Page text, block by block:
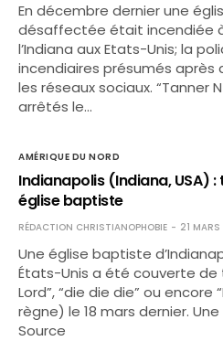
En décembre dernier une
désaffectée était incendiée
l’Indiana aux Etats-Unis; la
incendiaires présumés après
les réseaux sociaux. “Tanner
arrêtés le…
AMÉRIQUE DU NORD
Indianapolis (Indiana, USA)
église baptiste
RÉDACTION CHRISTIANOPHOBIE 21
Une église baptiste
États-Unis a été couverte
Lord”, “die die die” ou encore
règne) le 18 mars dernier.
Source